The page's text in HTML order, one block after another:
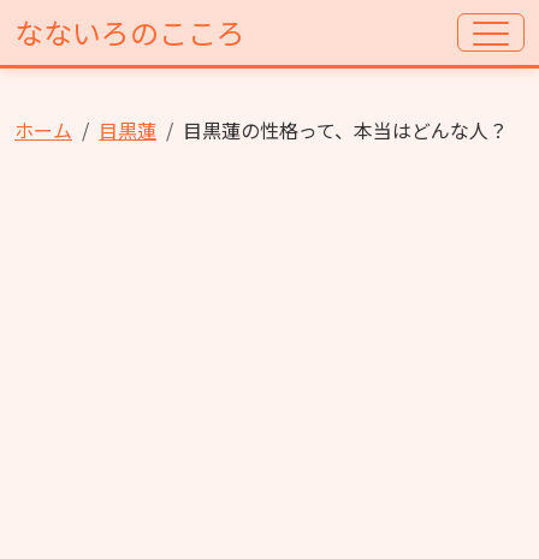
なないろのこころ
ホーム 目黒蓮 目黒蓮の性格って、本当はどんな人？